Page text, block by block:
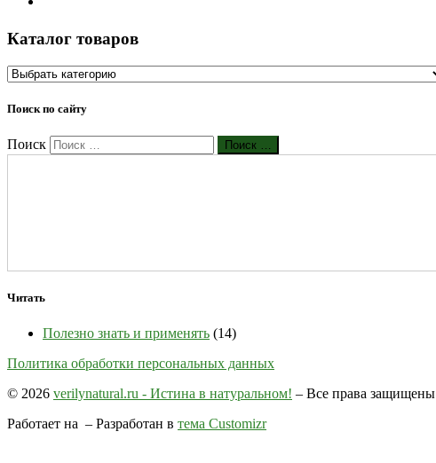
Каталог товаров
Поиск по сайту
Поиск Поиск …
Читать
Полезно знать и применять (14)
Политика обработки персональных данных
© 2026 verilynatural.ru - Истина в натуральном! – Все права защищены
Работает на – Разработан в тема Customizr